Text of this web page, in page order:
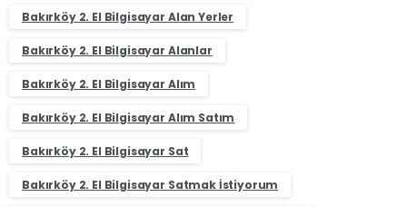
Bakırköy 2. El Bilgisayar Alan Yerler
Bakırköy 2. El Bilgisayar Alanlar
Bakırköy 2. El Bilgisayar Alım
Bakırköy 2. El Bilgisayar Alım Satım
Bakırköy 2. El Bilgisayar Sat
Bakırköy 2. El Bilgisayar Satmak İstiyorum